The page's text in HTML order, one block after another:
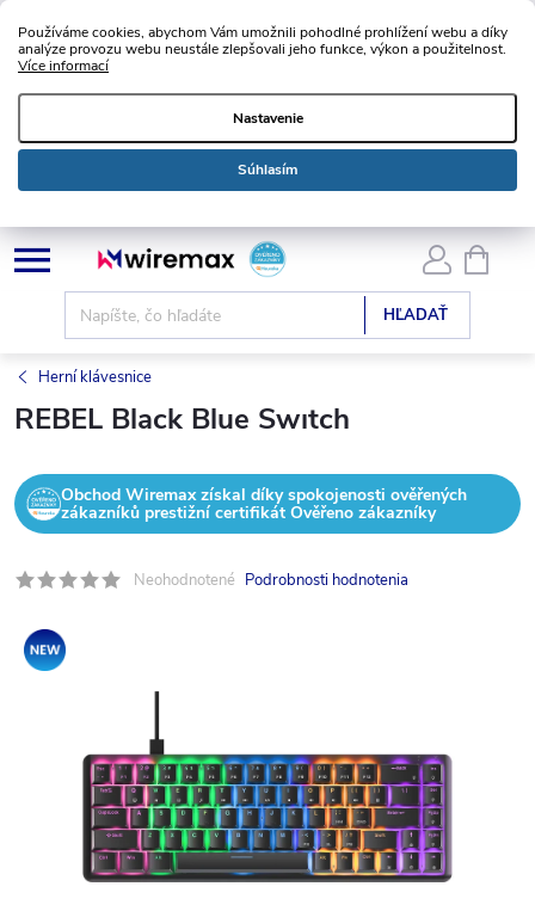
Používáme cookies, abychom Vám umožnili pohodlné prohlížení webu a díky
analýze provozu webu neustále zlepšovali jeho funkce, výkon a použitelnost.
Více informací
Nastavenie
Súhlasím
Prejsť
na
HĽADAŤ
KOŠÍK
Herní klávesnice
REBEL Black Blue Swıtch
Obchod Wiremax získal díky spokojenosti ověřených
zákazníků prestižní certifikát Ověřeno zákazníky
Neohodnotené Podrobnosti hodnotenia
Akcia